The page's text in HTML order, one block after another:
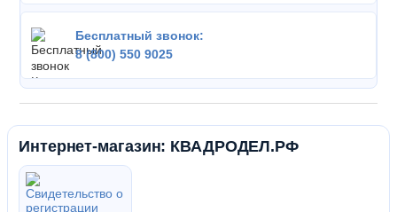
Бесплатный звонок:
8 (800) 550 9025
Интернет-магазин: КВАДРОДЕЛ.РФ